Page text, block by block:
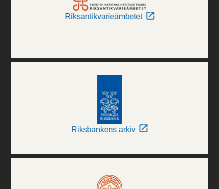
Riksantikvarieämbetet
Riksbankens arkiv